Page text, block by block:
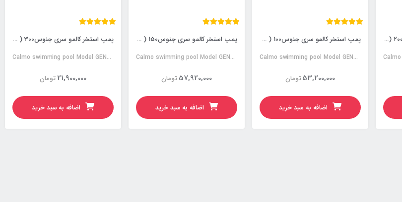
پمپ استخر کالمو سری جنوس ۲۰۰ (Genous200) پمپ استخر کالمو سری جنوس100 ( Genous100)
Calmo swimming pool Model GENOUS100
تومان53,200,000
اضافه به سبد خرید
پمپ استخر کالمو سری جنوس150 ( Genous150)
Calmo swimming pool Model GENOUS150
تومان57,920,000
اضافه به سبد خرید
پمپ استخر کالمو سری جنوس300 ( Genous300)
Calmo swimming pool Model GENOUS300
تومان21,900,000
اضافه به سبد خرید